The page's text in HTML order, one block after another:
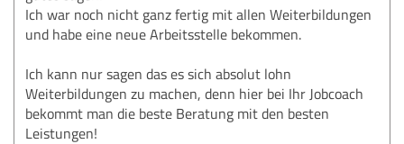
Ich war noch nicht ganz fertig mit allen Weiterbildungen
und habe eine neue Arbeitsstelle bekommen.
Ich kann nur sagen das es sich absolut lohn
Weiterbildungen zu machen, denn hier bei Ihr Jobcoach
bekommt man die beste Beratung mit den besten
Leistungen!